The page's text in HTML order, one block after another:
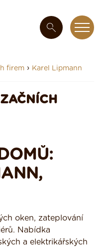
firem › Karel Lipmann
oken, zateplování
Nabídka
a elektrikářských